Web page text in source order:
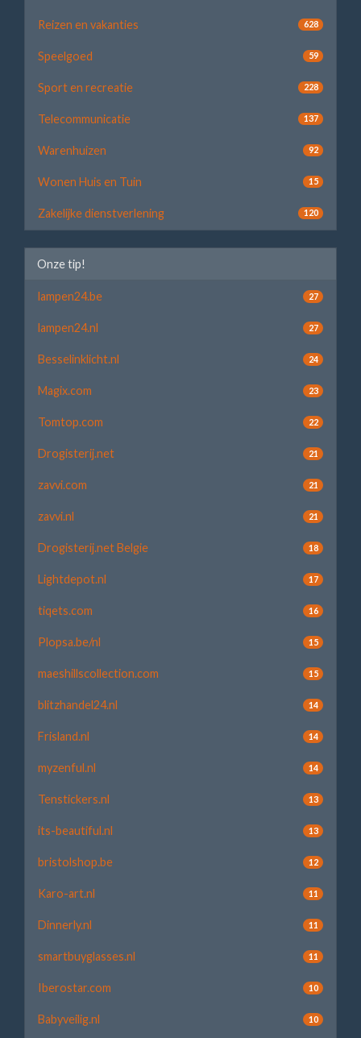
Reizen en vakanties 628
Speelgoed 59
Sport en recreatie 228
Telecommunicatie 137
Warenhuizen 92
Wonen Huis en Tuin 15
Zakelijke dienstverlening 120
Onze tip!
lampen24.be 27
lampen24.nl 27
Besselinklicht.nl 24
Magix.com 23
Tomtop.com 22
Drogisterij.net 21
zavvi.com 21
zavvi.nl 21
Drogisterij.net Belgie 18
Lightdepot.nl 17
tiqets.com 16
Plopsa.be/nl 15
maeshillscollection.com 15
blitzhandel24.nl 14
Frisland.nl 14
myzenful.nl 14
Tenstickers.nl 13
its-beautiful.nl 13
bristolshop.be 12
Karo-art.nl 11
Dinnerly.nl 11
smartbuyglasses.nl 11
Iberostar.com 10
Babyveilig.nl 10